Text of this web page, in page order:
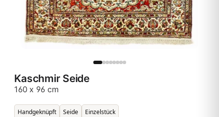
Kaschmir Seide
160 x 96 cm
Handgeknüpft Seide Einzelstück